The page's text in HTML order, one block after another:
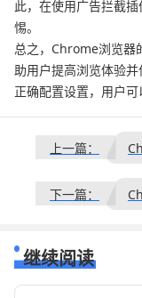
此，在使用广告拦截
惕。
总之，Chrome浏览器
助用户提高浏览体验
正确配置设置，用户可
上一篇：
下一篇：
继续阅读